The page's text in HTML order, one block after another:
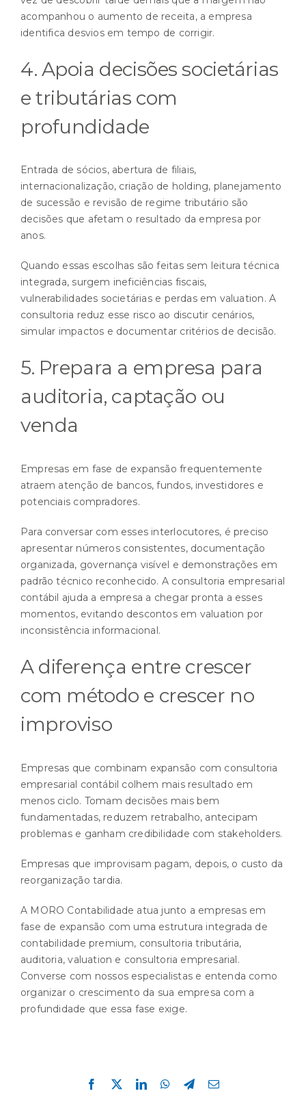
acompanhou o aumento de receita, a empresa
identifica desvios em tempo de corrigir.
4. Apoia decisões societárias
e tributárias com
profundidade
Entrada de sócios, abertura de filiais,
internacionalização, criação de holding, planejamento
de sucessão e revisão de regime tributário são
decisões que afetam o resultado da empresa por
anos.
Quando essas escolhas são feitas sem leitura técnica
integrada, surgem ineficiências fiscais,
vulnerabilidades societárias e perdas em valuation. A
consultoria reduz esse risco ao discutir cenários,
simular impactos e documentar critérios de decisão.
5. Prepara a empresa para
auditoria, captação ou
venda
Empresas em fase de expansão frequentemente
atraem atenção de bancos, fundos, investidores e
potenciais compradores.
Para conversar com esses interlocutores, é preciso
apresentar números consistentes, documentação
organizada, governança visível e demonstrações em
padrão técnico reconhecido. A consultoria empresarial
contábil ajuda a empresa a chegar pronta a esses
momentos, evitando descontos em valuation por
inconsistência informacional.
A diferença entre crescer
com método e crescer no
improviso
Empresas que combinam expansão com consultoria
empresarial contábil colhem mais resultado em
menos ciclo. Tomam decisões mais bem
fundamentadas, reduzem retrabalho, antecipam
problemas e ganham credibilidade com stakeholders.
Empresas que improvisam pagam, depois, o custo da
reorganização tardia.
A MORO Contabilidade atua junto a empresas em
fase de expansão com uma estrutura integrada de
contabilidade premium, consultoria tributária,
auditoria, valuation e consultoria empresarial.
Converse com nossos especialistas e entenda como
organizar o crescimento da sua empresa com a
profundidade que essa fase exige.
Facebook
X LinkedInWhatsApp
Telegram
E-